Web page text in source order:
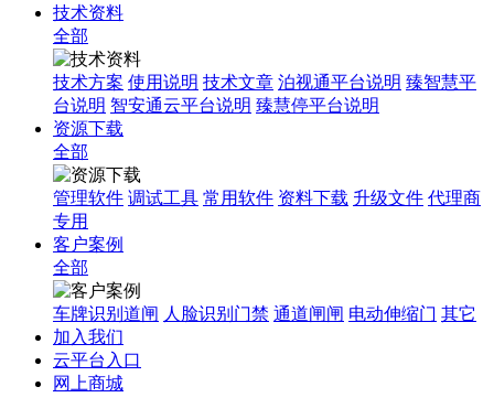
技术资料
全部
技术方案 使用说明 技术文章 泊视通平台说明 臻智慧平
台说明 智安通云平台说明 臻慧停平台说明
资源下载
全部
管理软件 调试工具 常用软件 资料下载 升级文件 代理商
专用
客户案例
全部
车牌识别道闸 人脸识别门禁 通道闸闸 电动伸缩门 其它
加入我们
云平台入口
网上商城